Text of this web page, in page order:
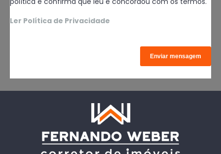
Ler Política de Privacidade